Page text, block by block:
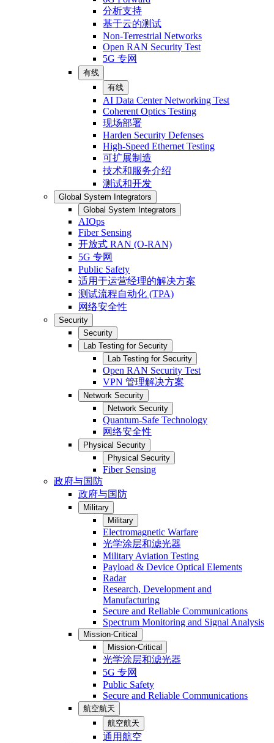
分析支持
基于云的测试
Non-Terrestrial Networks
Open RAN Security Test
5G 专网
有线
有线
AI Data Center Networking Test
Coherent Optics Testing
现场部署
Harden Security Defenses
High-Speed Ethernet Testing
可扩展制造
技术和服务介绍
测试和开发
Global System Integrators
Global System Integrators
AIOps
Fiber Sensing
开放式 RAN (O-RAN)
5G 专网
Public Safety
适用于运营经理的解决方案
测试流程自动化 (TPA)
网络安全性
Security
Security
Lab Testing for Security
Lab Testing for Security
Open RAN Security Test
VPN 管理解决方案
Network Security
Network Security
Quantum-Safe Technology
网络安全性
Physical Security
Physical Security
Fiber Sensing
政府与国防
政府与国防
Military
Military
Electromagnetic Warfare
光学涂层和滤光器
Military Aviation Testing
Payload & Device Optical Elements
Radar
Research, Development and
Manufacturing
Secure and Reliable Communications
Spectrum Monitoring and Signal Analysis
Mission-Critical
Mission-Critical
光学涂层和滤光器
5G 专网
Public Safety
Secure and Reliable Communications
航空航天
航空航天
通用航空